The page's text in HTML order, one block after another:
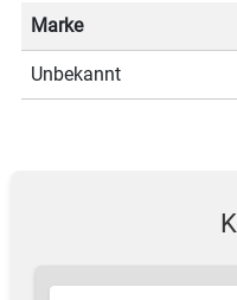
Marke
Unbekannt